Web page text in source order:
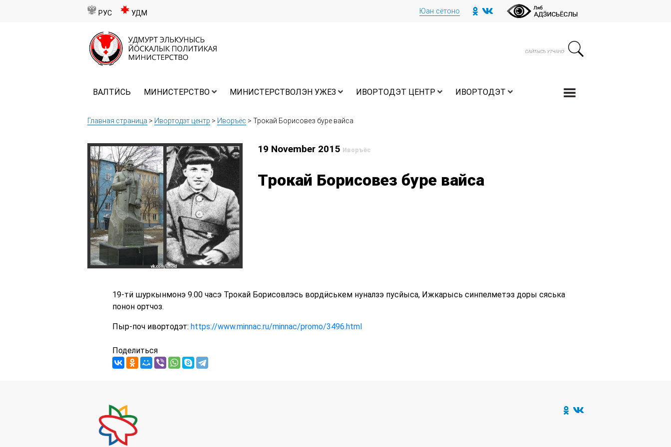
РУС УДМ Юан сётоно
ВАЛТӤСЬ МИНИСТЕРСТВО МИНИСТЕРСТВОЛЭН УЖЕЗ ИВОРТОДЭТ ЦЕНТР ИВОРТОДЭТ
Главная страница > Ивортодэт центр > Иворъёс > Трокай Борисовез буре вайса
19 November 2015 Иворъёс
Трокай Борисовез буре вайса
19-тӥ шуркынмонэ 9.00 часэ Трокай Борисовлэсь вордӥськем нуналзэ пусйыса, Ижкарысь синпелметэз доры сяська
понон ортчоз.
Пыр-поч ивортодэт: https://www.minnac.ru/minnac/promo/3496.html
Поделиться